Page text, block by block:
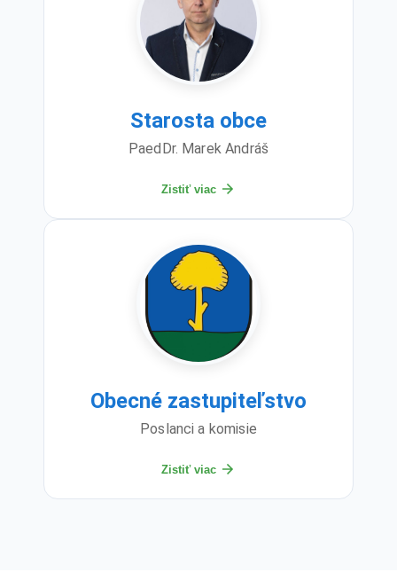
Starosta obce
PaedDr. Marek Andráš
Zistiť viac
Obecné zastupiteľstvo
Poslanci a komisie
Zistiť viac